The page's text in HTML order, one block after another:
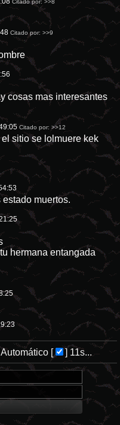
Citado por:>>8
Citado por:>>9
cosas mas interesantes
Citado por:>>12
sitio se lolmuere kek
muertos.
hermana entangada
Automático[ ] 11s...